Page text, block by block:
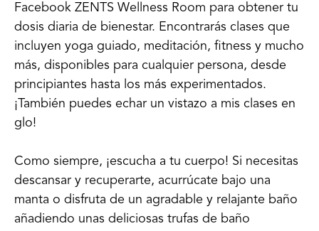
Facebook ZENTS Wellness Room para obtener tu
dosis diaria de bienestar. Encontrarás clases que
incluyen yoga guiado, meditación, fitness y mucho
más, disponibles para cualquier persona, desde
principiantes hasta los más experimentados.
¡También puedes echar un vistazo a mis clases en
glo!
Como siempre, ¡escucha a tu cuerpo! Si necesitas
descansar y recuperarte, acurrúcate bajo una
manta o disfruta de un agradable y relajante baño
añadiendo unas deliciosas trufas de baño